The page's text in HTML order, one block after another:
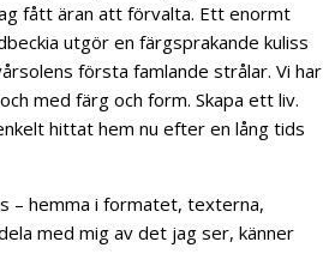
fått äran att förvalta. Ett enormt
utgör en färgsprakande kuliss
första famlande strålar. Vi har
med färg och form. Skapa ett liv.
hittat hem nu efter en lång tids
– hemma i formatet, texterna,
med mig av det jag ser, känner